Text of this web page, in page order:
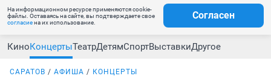
На информационном ресурсе применяются cookie-
файлы. Оставаясь на сайте, вы подтверждаете свое
согласиена их использование.
Согласен
КиноКонцертыТеатрДетямСпортВыставкиДругое
САРАТОВ АФИША КОНЦЕРТЫ